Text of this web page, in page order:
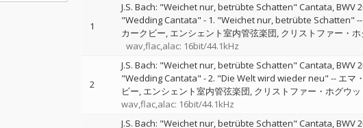
1
J.S. Bach: "Weichet nur, betrübte Schatten" Cantata, BWV
"Wedding Cantata" - 1. "Weichet nur, betrübte Schatten" --
カークビー エンシェント室内管弦楽団 クリストファー・
wav,flac,alac: 16bit/44.1kHz
2
J.S. Bach: "Weichet nur, betrübte Schatten" Cantata, BWV
"Wedding Cantata" - 2. "Die Welt wird wieder neu" -- エマ
ビー エンシェント室内管弦楽団 クリストファー・ホグウッ
wav,flac,alac: 16bit/44.1kHz
J.S. Bach: "Weichet nur, betrübte Schatten" Cantata, BWV